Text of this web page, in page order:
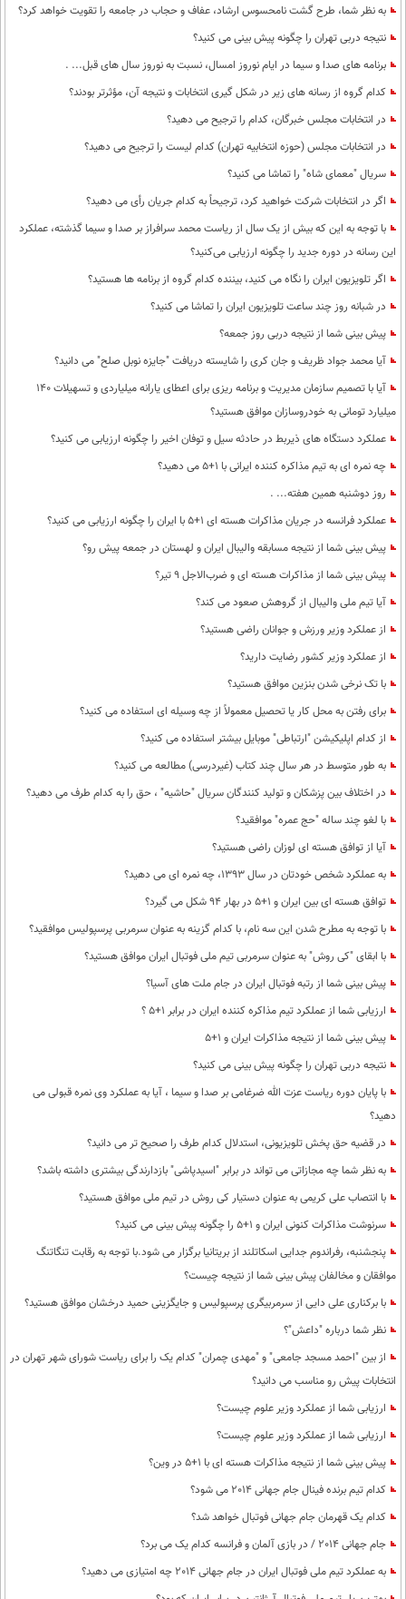
به نظر شما، طرح گشت نامحسوس ارشاد، عفاف و حجاب در جامعه را تقویت خواهد کرد؟
نتیجه دربی تهران را چگونه پیش بینی می کنید؟
برنامه های صدا و سیما در ایام نوروز امسال، نسبت به نوروز سال های قبل... .
کدام گروه از رسانه های زیر در شکل گیری انتخابات و نتیجه آن، مؤثرتر بودند؟
در انتخابات مجلس خبرگان، کدام را ترجیح می دهید؟
در انتخابات مجلس (حوزه انتخابیه تهران) کدام لیست را ترجیح می دهید؟
سریال "معمای شاه" را تماشا می کنید؟
اگر در انتخابات شرکت خواهید کرد، ترجیحاً به کدام جریان رأی می دهید؟
با توجه به این که بیش از یک سال از ریاست محمد سرافراز بر صدا و سیما گذشته، عملکرد
این رسانه در دوره جدید را چگونه ارزیابی می‌کنید؟
اگر تلویزیون ایران را نگاه می کنید، بیننده کدام گروه از برنامه ها هستید؟
در شبانه روز چند ساعت تلویزیون ایران را تماشا می کنید؟
پیش بینی شما از نتیجه دربی روز جمعه؟
آیا محمد جواد ظریف و جان کری را شایسته دریافت "جایزه نوبل صلح" می دانید؟
آیا با تصمیم سازمان مدیریت و برنامه ریزی برای اعطای یارانه میلیاردی و تسهیلات 140
میلیارد تومانی به خودروسازان موافق هستید؟
عملکرد دستگاه های ذیربط در حادثه سیل و توفان اخیر را چگونه ارزیابی می کنید؟
چه نمره ای به تیم مذاکره کننده ایرانی با 1+5 می دهید؟
روز دوشنبه همین هفته... .
عملکرد فرانسه در جریان مذاکرات هسته ای 1+5 با ایران را چگونه ارزیابی می کنید؟
پیش بینی شما از نتیجه مسابقه والیبال ایران و لهستان در جمعه پیش رو؟
پیش بینی شما از مذاکرات هسته ای و ضرب‌الاجل 9 تیر؟
آیا تیم ملی والیبال از گروهش صعود می کند؟
از عملکرد وزیر ورزش و جوانان راضی هستید؟
از عملکرد وزیر کشور رضایت دارید؟
با تک نرخی شدن بنزین موافق هستید؟
برای رفتن به محل کار یا تحصیل معمولاً از چه وسیله ای استفاده می کنید؟
از کدام اپلیکیشن "ارتباطی" موبایل بیشتر استفاده می کنید؟
به طور متوسط در هر سال چند کتاب (غیردرسی) مطالعه می کنید؟
در اختلاف بین پزشکان و تولید کنندگان سریال "حاشیه" ، حق را به کدام طرف می دهید؟
با لغو چند ساله "حج عمره" موافقید؟
آیا از توافق هسته ای لوزان راضی هستید؟
به عملکرد شخص خودتان در سال 1393، چه نمره ای می دهید؟
توافق هسته ای بین ایران و 1+5 در بهار 94 شکل می گیرد؟
با توجه به مطرح شدن این سه نام، با کدام گزینه به عنوان سرمربی پرسپولیس موافقید؟
با ابقای "کی روش" به عنوان سرمربی تیم ملی فوتبال ایران موافق هستید؟
پیش بینی شما از رتبه فوتبال ایران در جام ملت های آسیا؟
ارزیابی شما از عملکرد تیم مذاکره کننده ایران در برابر 1+5 ؟
پیش بینی شما از نتیجه مذاکرات ایران و 1+5
نتیجه دربی تهران را چگونه پیش بینی می کنید؟
با پایان دوره ریاست عزت الله ضرغامی بر صدا و سیما ، آیا به عملکرد وی نمره قبولی می
دهید؟
در قضیه حق پخش تلویزیونی، استدلال کدام طرف را صحیح تر می دانید؟
به نظر شما چه مجازاتی می تواند در برابر "اسید‌پاشی" بازدارندگی بیشتری داشته باشد؟
با انتصاب علی کریمی به عنوان دستیار کی روش در تیم ملی موافق هستید؟
سرنوشت مذاکرات کنونی ایران و 1+5 را چگونه پیش بینی می کنید؟
پنجشنبه، رفراندوم جدایی اسکاتلند از بریتانیا برگزار می شود.با توجه به رقابت تنگاتنگ
موافقان و مخالفان پیش بینی شما از نتیجه چیست؟
با برکناری علی دایی از سرمربیگری پرسپولیس و جایگزینی حمید درخشان موافق هستید؟
نظر شما درباره "داعش"؟
از بین "احمد مسجد جامعی" و "مهدی چمران" کدام یک را برای ریاست شورای شهر تهران در
انتخابات پیش رو مناسب می دانید؟
ارزیابی شما از عملکرد وزیر علوم چیست؟
ارزیابی شما از عملکرد وزیر علوم چیست؟
پیش بینی شما از نتیجه مذاکرات هسته ای با 1+5 در وین؟
کدام تیم برنده فینال جام جهانی 2014 می شود؟
کدام یک قهرمان جام جهانی فوتبال خواهد شد؟
جام جهانی 2014 / در بازی آلمان و فرانسه کدام یک می برد؟
به عملکرد تیم ملی فوتبال ایران در جام جهانی 2014 چه امتیازی می دهید؟